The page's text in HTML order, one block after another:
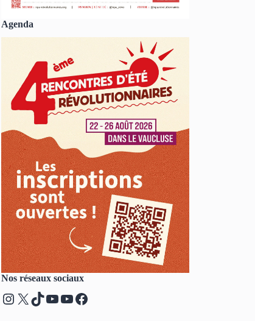
Agenda
Nos réseaux sociaux
Instagram
X TikTok
YouTube
YouTube
Facebook